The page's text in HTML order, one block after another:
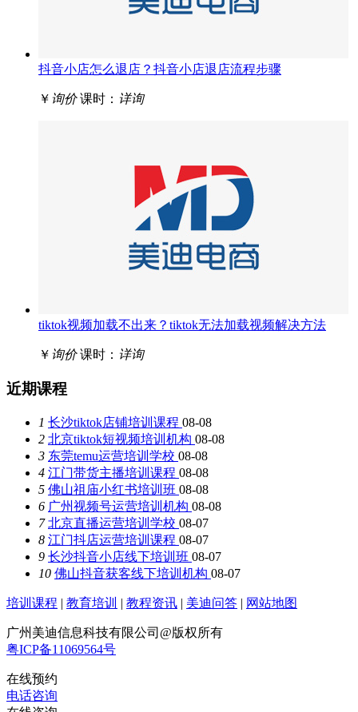
抖音小店怎么退店？抖音小店退店流程步骤
￥ 询价 课时： 详询
tiktok视频加载不出来？tiktok无法加载视频解决方法
￥ 询价 课时： 详询
近期课程
1 长沙tiktok店铺培训课程 08-08
2 北京tiktok短视频培训机构 08-08
3 东莞temu运营培训学校 08-08
4 江门带货主播培训课程 08-08
5 佛山祖庙小红书培训班 08-08
6 广州视频号运营培训机构 08-08
7 北京直播运营培训学校 08-07
8 江门抖店运营培训课程 08-07
9 长沙抖音小店线下培训班 08-07
10 佛山抖音获客线下培训机构 08-07
培训课程 | 教育培训 | 教程资讯 | 美迪问答 | 网站地图
广州美迪信息科技有限公司@版权所有
粤ICP备11069564号
在线预约
电话咨询